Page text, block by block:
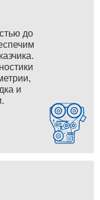
до
и